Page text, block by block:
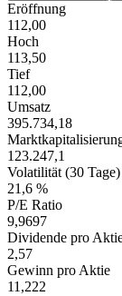
Eröffnung
112,00
Hoch
113,50
Tief
112,00
Umsatz
395.734,18
123.247,1
Volatilität (30 Tage)
21,6 %
P/E Ratio
9,9697
Dividende pro
2,57
Gewinn pro Aktie
11,222